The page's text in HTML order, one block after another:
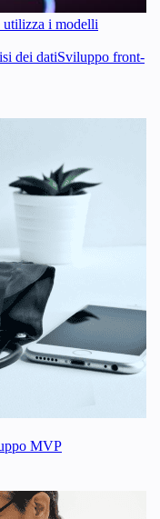
utilizza i modelli
dei datiSviluppo front-
MVP